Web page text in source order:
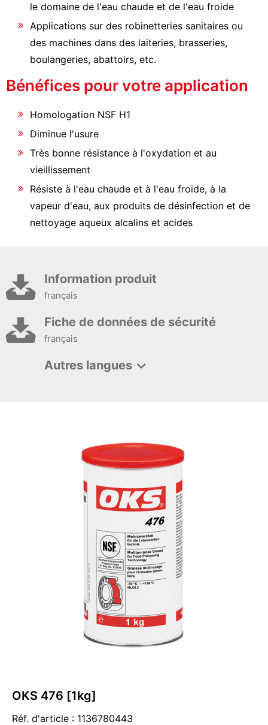
le domaine de l'eau chaude et de l'eau froide
Applications sur des robinetteries sanitaires ou
des machines dans des laiteries, brasseries,
boulangeries, abattoirs, etc.
Bénéfices pour votre application
Homologation NSF H1
Diminue l'usure
Très bonne résistance à l'oxydation et au
vieillissement
Résiste à l'eau chaude et à l'eau froide, à la
vapeur d'eau, aux produits de désinfection et de
nettoyage aqueux alcalins et acides
Information produit
français
Fiche de données de sécurité
français
Autres langues
OKS 476 [1kg]
Réf. d'article : 1136780443